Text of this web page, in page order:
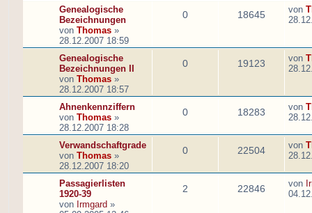
Genealogische
Bezeichnungen
von Thomas »
28.12.2007 18:59
0 18645 von
Genealogische
Bezeichnungen II
von Thomas »
28.12.2007 18:57
0 19123 von
Ahnenkennziffern
von Thomas »
28.12.2007 18:28
0 18283 von
Verwandschaftgrade
von Thomas »
28.12.2007 18:20
0 22504 von
Passagierlisten
1920-39
von Irmgard »
2 22846 von